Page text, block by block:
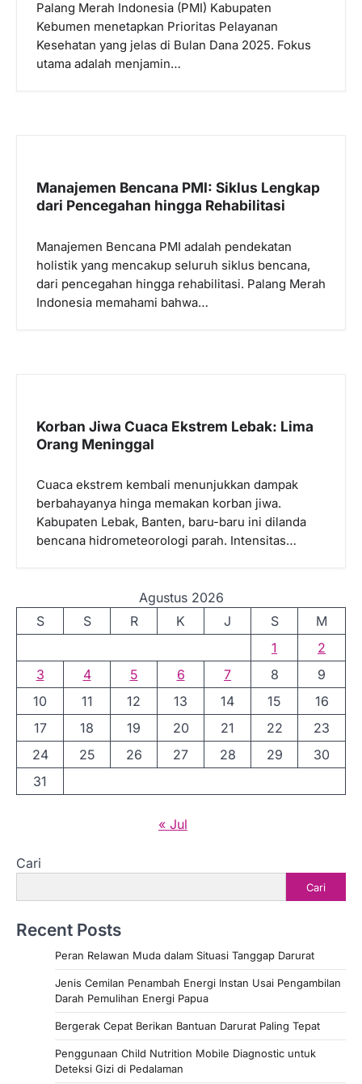
Palang Merah Indonesia (PMI) Kabupaten
Kebumen menetapkan Prioritas Pelayanan
Kesehatan yang jelas di Bulan Dana 2025. Fokus
utama adalah menjamin…
Manajemen Bencana PMI: Siklus Lengkap
dari Pencegahan hingga Rehabilitasi
Manajemen Bencana PMI adalah pendekatan
holistik yang mencakup seluruh siklus bencana,
dari pencegahan hingga rehabilitasi. Palang Merah
Indonesia memahami bahwa…
Korban Jiwa Cuaca Ekstrem Lebak: Lima
Orang Meninggal
Cuaca ekstrem kembali menunjukkan dampak
berbahayanya hinga memakan korban jiwa.
Kabupaten Lebak, Banten, baru-baru ini dilanda
bencana hidrometeorologi parah. Intensitas…
Agustus 2026
S
S R K J S
M
1
2
3
4 5 6 7 8
9
10
11 12 13 14 15
16
17
18 19 20 21 22
23
24
25 26 27 28 29
30
31
« Jul
Cari
Cari
Recent Posts
Peran Relawan Muda dalam Situasi Tanggap Darurat
Jenis Cemilan Penambah Energi Instan Usai Pengambilan
Darah Pemulihan Energi Papua
Bergerak Cepat Berikan Bantuan Darurat Paling Tepat
Penggunaan Child Nutrition Mobile Diagnostic untuk
Deteksi Gizi di Pedalaman